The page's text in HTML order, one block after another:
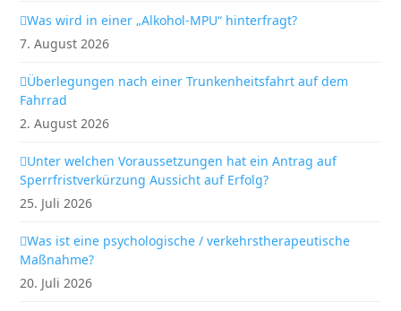
Was wird in einer „Alkohol-MPU“ hinterfragt?
7. August 2026
Überlegungen nach einer Trunkenheitsfahrt auf dem
Fahrrad
2. August 2026
Unter welchen Voraussetzungen hat ein Antrag auf
Sperrfristverkürzung Aussicht auf Erfolg?
25. Juli 2026
Was ist eine psychologische / verkehrstherapeutische
Maßnahme?
20. Juli 2026